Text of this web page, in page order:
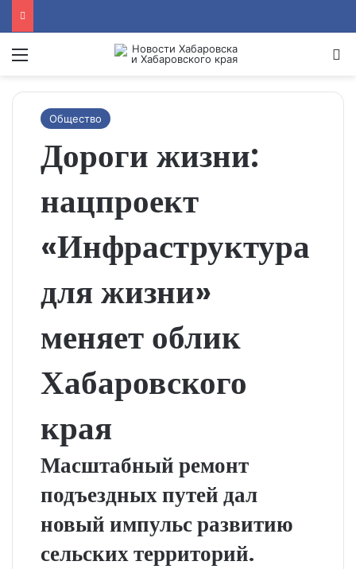
Menu
Общество
Дороги жизни:
нацпроект
«Инфраструктура
для жизни»
меняет облик
Хабаровского
края
Масштабный ремонт
подъездных путей дал
новый импульс развитию
сельских территорий.